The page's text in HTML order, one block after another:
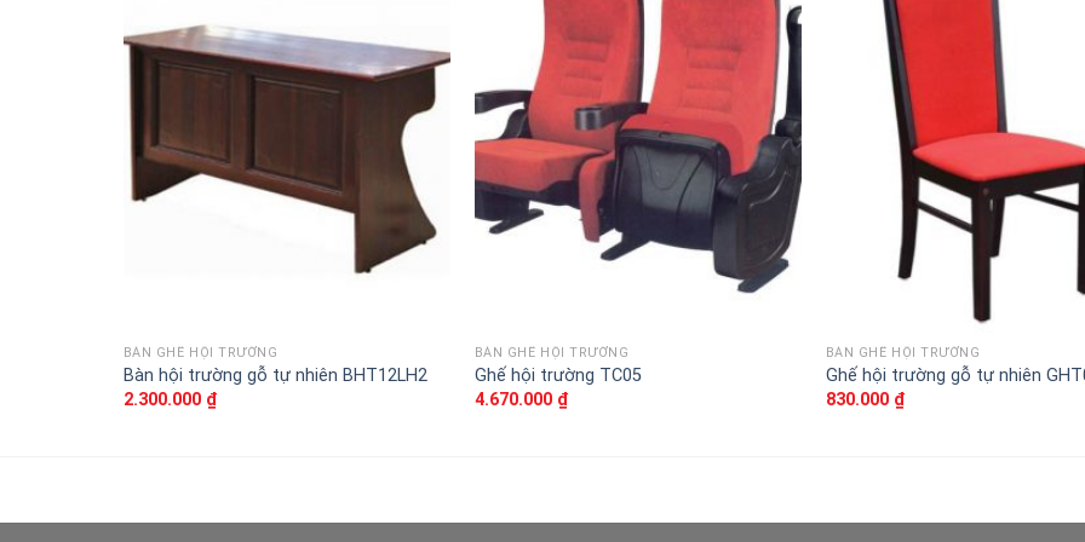
Thêm
vào
phẩm
yêu
thích
BÀN GHẾ HỘI TRƯỜNG
Bàn hội trường gỗ tự nhiên BHT12LH2
2.300.000 ₫
Thêm
sản
phẩm
yêu
thích
BÀN GHẾ HỘI TRƯỜNG
Ghế hội trường TC05
4.670.000 ₫
BÀN GHẾ HỘI TRƯỜNG
Ghế hội trường gỗ tự nhiên
830.000 ₫